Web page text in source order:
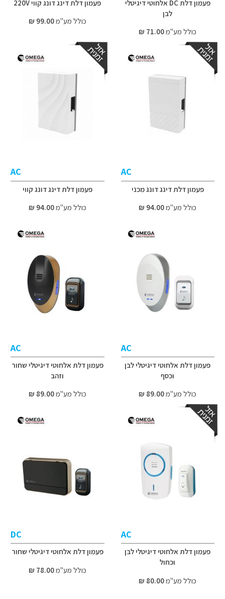
פעמון דלת DC אלחוטי דיגיטלי
לבן
כולל מע"מ71.00 ₪
פעמון דלת דינג דונג קווי 220V
כולל מע"מ99.00 ₪
AC
פעמון דלת דינג דונג מכני
כולל מע"מ94.00 ₪
AC
פעמון דלת דינג דונג קווי
כולל מע"מ94.00 ₪
AC
פעמון דלת אלחוטי דיגיטלי לבן
וכסף
כולל מע"מ89.00 ₪
AC
פעמון דלת אלחוטי דיגיטלי שחור
וזהב
כולל מע"מ89.00 ₪
AC
פעמון דלת אלחוטי דיגיטלי לבן
וכחול
כולל מע"מ80.00 ₪
DC
פעמון דלת אלחוטי דיגיטלי שחור
כולל מע"מ78.00 ₪